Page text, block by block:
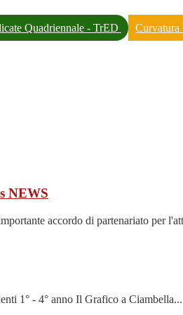
Quadriennale - TrED Curvatura
NEWS
accordo di partenariato per
1° - 4° anno Il Grafico a Ciambella...